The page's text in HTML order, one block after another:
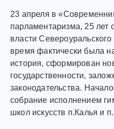
23 апреля в
парламентаризма, 25 лет
власти Североуральского
время фактически была
история, сформирован
государственности,
законодательства.
собрание исполнением
школ искусств п.Калья и